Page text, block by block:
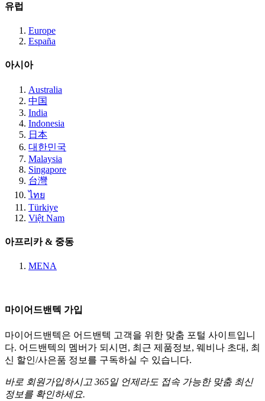
유럽
Europe
España
아시아
Australia
中国
India
Indonesia
日本
대한민국
Malaysia
Singapore
台灣
ไทย
Türkiye
Việt Nam
아프리카 & 중동
MENA
마이어드밴텍 가입
마이어드밴텍은 어드밴텍 고객을 위한 맞춤 포털 사이트입니
다. 어드밴텍의 멤버가 되시면, 최근 제품정보, 웨비나 초대, 최
신 할인/사은품 정보를 구독하실 수 있습니다.
바로 회원가입하시고 365일 언제라도 접속 가능한 맞춤 최신
정보를 확인하세요.